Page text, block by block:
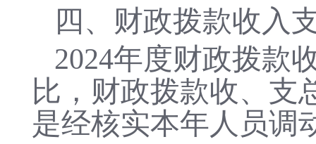
四、财政拨款收入
2024年度财政拨款
比，财政拨款收、支
是经核实本年人员调